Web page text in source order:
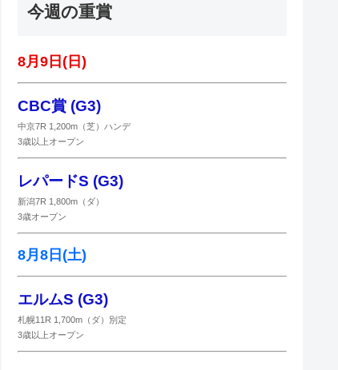
今週の重賞
8月9日(日)
CBC賞 (G3)
中京7R 1,200m（芝）ハンデ
3歳以上オープン
レパードS (G3)
新潟7R 1,800m（ダ）
3歳オープン
8月8日(土)
エルムS (G3)
札幌11R 1,700m（ダ）別定
3歳以上オープン